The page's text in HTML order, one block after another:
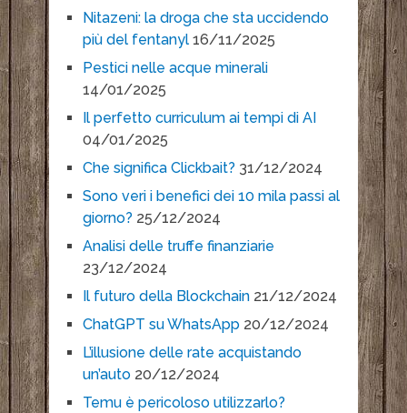
Nitazeni: la droga che sta uccidendo
più del fentanyl 16/11/2025
Pestici nelle acque minerali
14/01/2025
Il perfetto curriculum ai tempi di AI
04/01/2025
Che significa Clickbait? 31/12/2024
Sono veri i benefici dei 10 mila passi al
giorno? 25/12/2024
Analisi delle truffe finanziarie
23/12/2024
Il futuro della Blockchain 21/12/2024
ChatGPT su WhatsApp 20/12/2024
L’illusione delle rate acquistando
un’auto 20/12/2024
Temu è pericoloso utilizzarlo?